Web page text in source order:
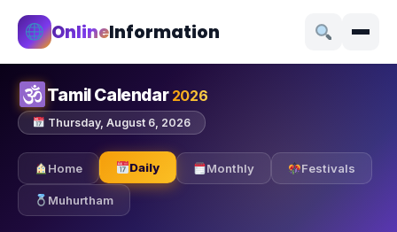
OnlineInformation
Tamil Calendar 2026
Thursday, August 6, 2026
Home Daily Monthly Festivals
Muhurtham